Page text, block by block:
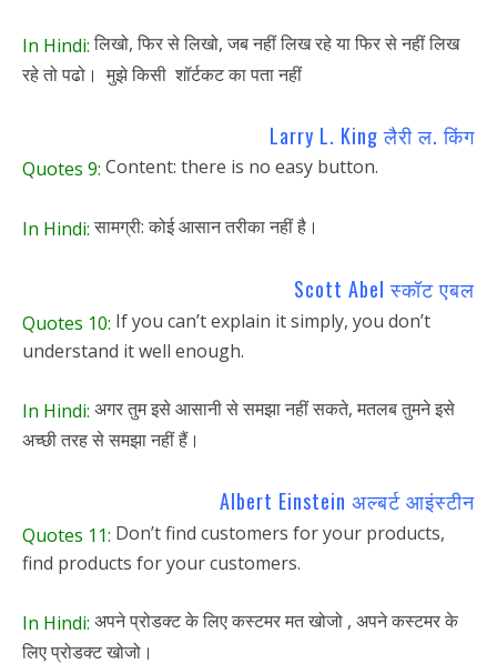
In Hindi:लिखो, फिर से लिखो, जब नहीं लिख रहे या फिर से नहीं लिख
रहे तो पढो। मुझे किसी शॉर्टकट का पता नहीं
Larry L. King लैरी ल. किंग
Quotes 9: Content: there is no easy button.
In Hindi:सामग्री: कोई आसान तरीका नहीं है।
Scott Abel स्कॉट एबल
Quotes 10: If you can’t explain it simply, you don’t
understand it well enough.
In Hindi: अगर तुम इसे आसानी से समझा नहीं सकते, मतलब तुमने इसे
अच्छी तरह से समझा नहीं हैं।
Albert Einstein अल्बर्ट आइंस्टीन
Quotes 11: Don’t find customers for your products,
find products for your customers.
In Hindi: अपने प्रोडक्ट के लिए कस्टमर मत खोजो , अपने कस्टमर के
लिए प्रोडक्ट खोजो।